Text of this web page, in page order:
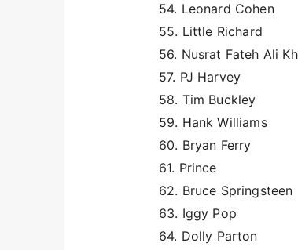
54. Leonard Cohen
55. Little Richard
56. Nusrat Fateh Ali
57. PJ Harvey
58. Tim Buckley
59. Hank Williams
60. Bryan Ferry
61. Prince
62. Bruce Springsteen
63. Iggy Pop
64. Dolly Parton